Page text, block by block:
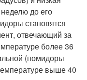
до его
становятся
отвечающий за
более 36
(помидоры
выше 40